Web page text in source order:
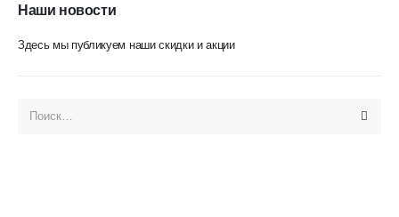
Наши новости
Здесь мы публикуем наши скидки и акции